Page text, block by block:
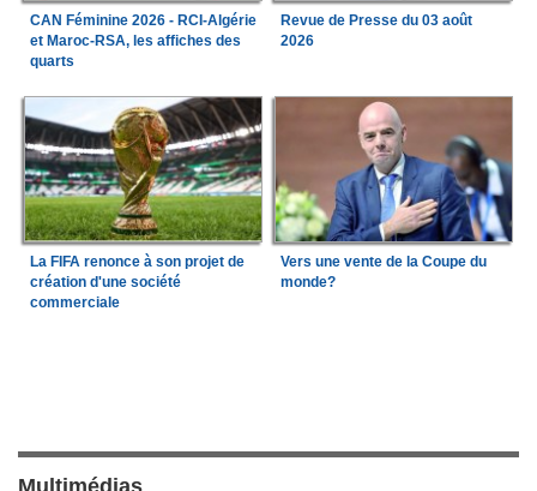
CAN Féminine 2026 - RCI-Algérie
et Maroc-RSA, les affiches des
quarts
Revue de Presse du 03 août
2026
La FIFA renonce à son projet de
création d'une société
commerciale
Vers une vente de la Coupe du
monde?